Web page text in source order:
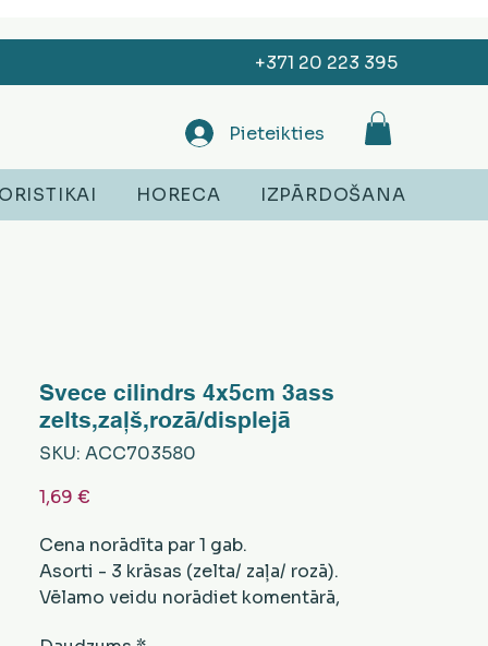
+371 20 223 395
Pieteikties
HORECA IZPĀRDOŠANA
Svece cilindrs 4x5cm 3ass
zelts,zaļš,rozā/displejā
SKU: ACC703580
1,69 €
Cena norādīta par 1 gab.
Asorti - 3 krāsas (zelta/ zaļa/ rozā).
Vēlamo veidu norādiet komentārā,